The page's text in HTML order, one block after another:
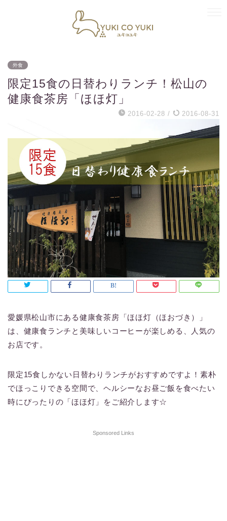
外食
限定15食の日替わりランチ！松山の
健康食茶房「ほほ灯」
2016-02-28 / 2016-08-31
愛媛県松山市にある健康食茶房「ほほ灯（ほおづき）」
は、健康食ランチと美味しいコーヒーが楽しめる、人気の
お店です。
限定15食しかない日替わりランチがおすすめですよ！素朴
でほっこりできる空間で、ヘルシーなお昼ご飯を食べたい
時にぴったりの「ほほ灯」をご紹介します☆
Sponsored Links